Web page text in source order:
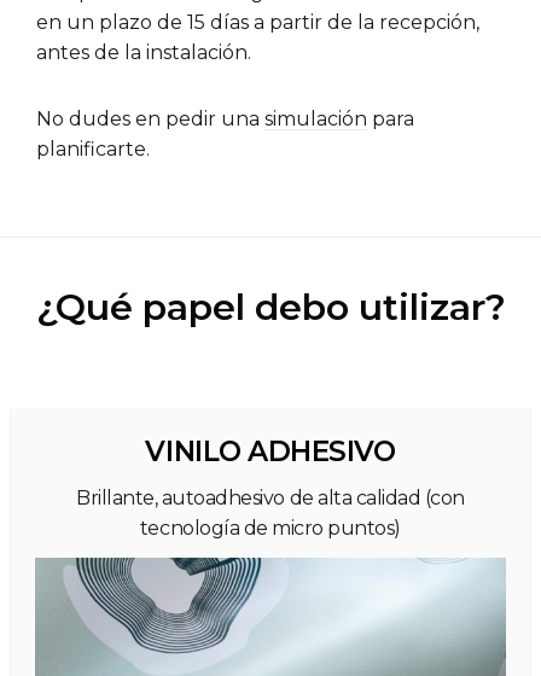
en un plazo de 15 días a partir de la recepción,
antes de la instalación.
No dudes en pedir una simulación para
planificarte.
¿Qué papel debo utilizar?
VINILO ADHESIVO
Brillante, autoadhesivo de alta calidad (con
tecnología de micro puntos)